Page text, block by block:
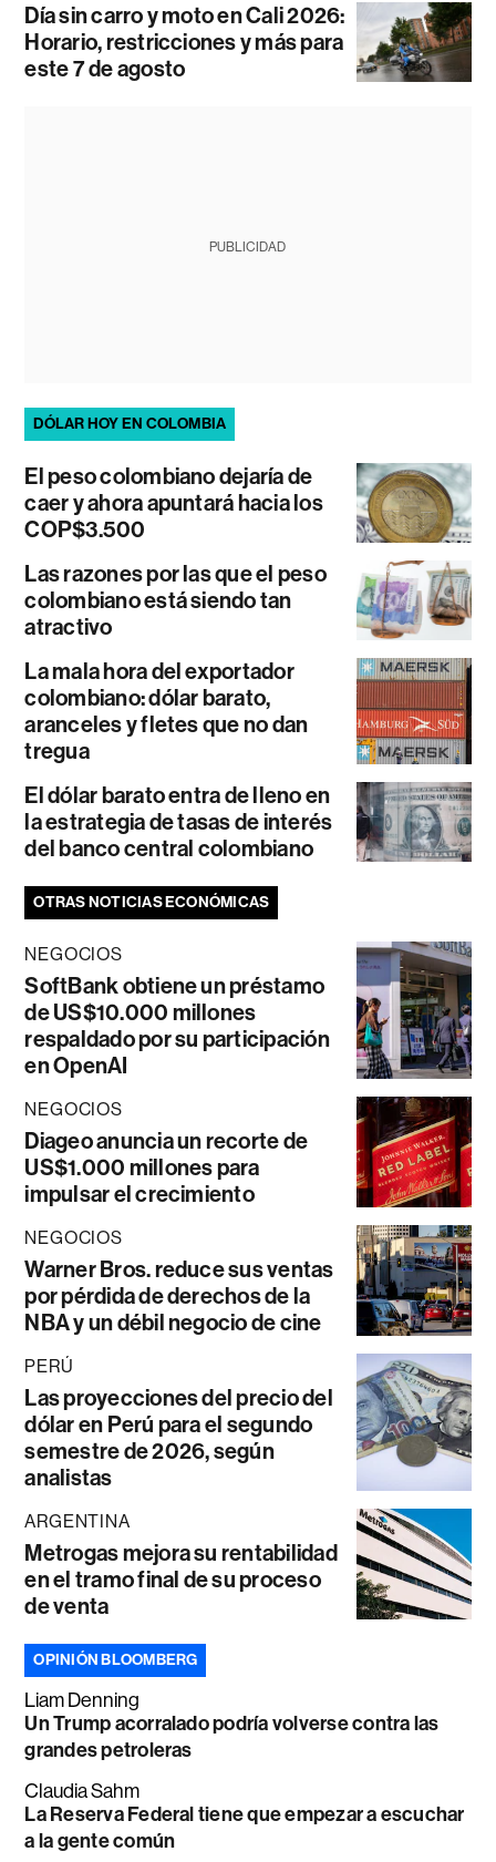
Día sin carro y moto en Cali 2026:
Horario, restricciones y más para
este 7 de agosto
PUBLICIDAD
DÓLAR HOY EN COLOMBIA
El peso colombiano dejaría de
caer y ahora apuntará hacia los
COP$3.500
Las razones por las que el peso
colombiano está siendo tan
atractivo
La mala hora del exportador
colombiano: dólar barato,
aranceles y fletes que no dan
tregua
El dólar barato entra de lleno en
la estrategia de tasas de interés
del banco central colombiano
OTRAS NOTICIAS ECONÓMICAS
NEGOCIOS
SoftBank obtiene un préstamo
de US$10.000 millones
respaldado por su participación
en OpenAI
NEGOCIOS
Diageo anuncia un recorte de
US$1.000 millones para
impulsar el crecimiento
NEGOCIOS
Warner Bros. reduce sus ventas
por pérdida de derechos de la
NBA y un débil negocio de cine
PERÚ
Las proyecciones del precio del
dólar en Perú para el segundo
semestre de 2026, según
analistas
ARGENTINA
Metrogas mejora su rentabilidad
en el tramo final de su proceso
de venta
OPINIÓN BLOOMBERG
Liam Denning
Un Trump acorralado podría volverse contra las
grandes petroleras
Claudia Sahm
La Reserva Federal tiene que empezar a escuchar
a la gente común